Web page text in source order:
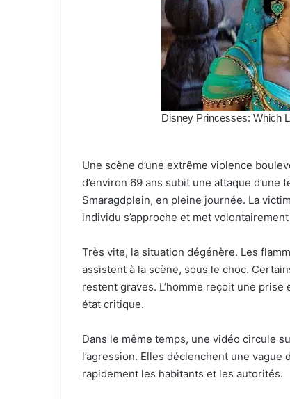
Une scène d’une extrême violence
d’environ 69 ans subit une attaque
Smaragdplein, en pleine journée. La
individu s’approche et met
Très vite, la situation dégénère. Les
assistent à la scène, sous le choc.
restent graves. L’homme reçoit une
état critique.
Dans le même temps, une vidéo circule
l’agression. Elles déclenchent une vague
rapidement les habitants et les autorités.